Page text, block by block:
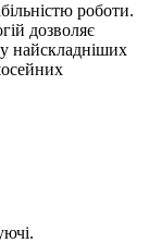
роботи.
дозволяє
найскладніших